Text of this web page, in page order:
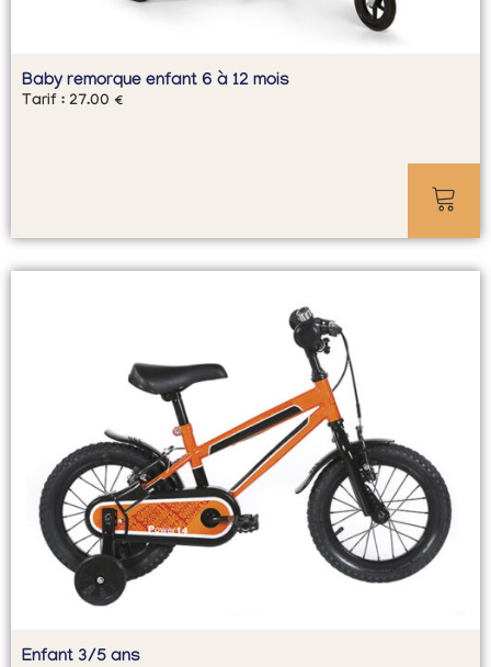
Baby remorque enfant 6 à 12 mois
Tarif : 27.00 €
Enfant 3/5 ans